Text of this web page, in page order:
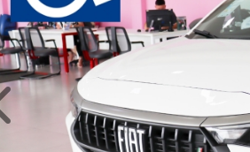
Previous